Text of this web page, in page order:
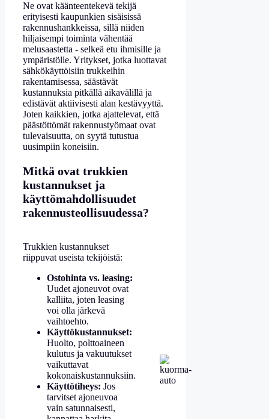
Ne ovat käänteentekevä tekijä
erityisesti kaupunkien sisäisissä
rakennushankkeissa, sillä niiden
hiljaisempi toiminta vähentää
melusaastetta - selkeä etu ihmisille ja
ympäristölle. Yritykset, jotka luottavat
sähkökäyttöisiin trukkeihin
rakentamisessa, säästävät
kustannuksia pitkällä aikavälillä ja
edistävät aktiivisesti alan kestävyyttä.
Joten kaikkien, jotka ajattelevat, että
päästöttömät rakennustyömaat ovat
tulevaisuutta, on syytä tutustua
uusimpiin koneisiin.
Mitkä ovat trukkien
kustannukset ja
käyttömahdollisuudet
rakennusteollisuudessa?
Trukkien kustannukset
riippuvat useista tekijöistä:
Ostohinta vs. leasing:
Uudet ajoneuvot ovat
kalliita, joten leasing
voi olla järkevä
vaihtoehto.
Käyttökustannukset:
Huolto, polttoaineen
kulutus ja vakuutukset
vaikuttavat
kokonaiskustannuksiin.
Käyttötiheys: Jos
tarvitset ajoneuvoa
vain satunnaisesti,